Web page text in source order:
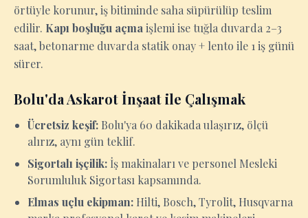
örtüyle korunur, iş bitiminde saha süpürülüp teslim
edilir. Kapı boşluğu açma işlemi ise tuğla duvarda 2–3
saat, betonarme duvarda statik onay + lento ile 1 iş günü
sürer.
Bolu'da Askarot İnşaat ile Çalışmak
Ücretsiz keşif: Bolu'ya 60 dakikada ulaşırız, ölçü
alırız, aynı gün teklif.
Sigortalı işçilik: İş makinaları ve personel Mesleki
Sorumluluk Sigortası kapsamında.
Elmas uçlu ekipman: Hilti, Bosch, Tyrolit, Husqvarna